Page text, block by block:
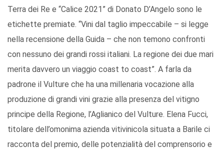
Terra dei Re e “Calice 2021” di Donato D’Angelo sono le
etichette premiate. “Vini dal taglio impeccabile – si legge
nella recensione della Guida – che non temono confronti
con nessuno dei grandi rossi italiani. La regione dei due mari
merita davvero un viaggio coast to coast”. A farla da
padrone il Vulture che ha una millenaria vocazione alla
produzione di grandi vini grazie alla presenza del vitigno
principe della Regione, l’Aglianico del Vulture. Elena Fucci,
titolare dell’omonima azienda vitivinicola situata a Barile ci
racconta del premio, delle potenzialità del comprensorio e